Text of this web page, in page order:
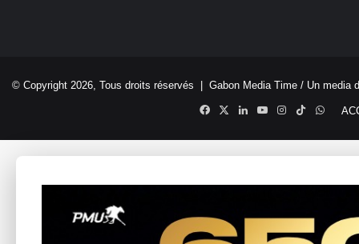
© Copyright 2026, Tous droits réservés | Gabon Media Time / Un media
Facebook
X LinkedinYouTubeInstagram
TikTok